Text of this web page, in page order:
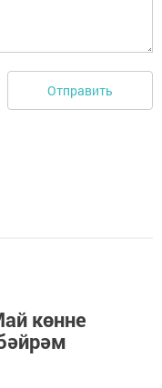
Отправить
көнне